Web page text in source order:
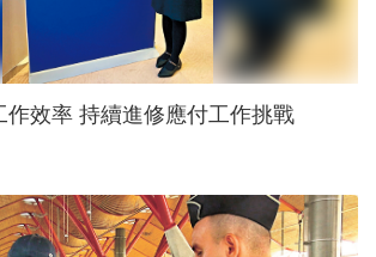
善用科技提升工作效率 持續進修應付工作挑戰